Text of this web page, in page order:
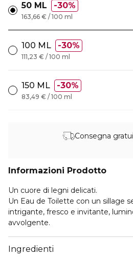
50 ML 30%
163,66 € / 100 ml
100 ML 30%
111,23 € / 100 ml
150 ML 30%
83,49 € / 100 ml
Consegna
Informazioni Prodotto
Un cuore di legni delicati.
Un Eau de Toilette con un sillage
intrigante, fresco e invitante,
avvolgente.
Ingredienti